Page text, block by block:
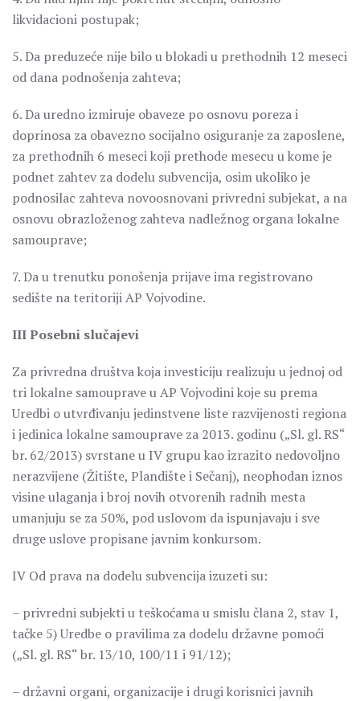
likvidacioni postupak;
5. Da preduzeće nije bilo u blokadi u prethodnih 12 meseci
od dana podnošenja zahteva;
6. Da uredno izmiruje obaveze po osnovu poreza i
doprinosa za obavezno socijalno osiguranje za zaposlene,
za prethodnih 6 meseci koji prethode mesecu u kome je
podnet zahtev za dodelu subvencija, osim ukoliko je
podnosilac zahteva novoosnovani privredni subjekat, a na
osnovu obrazloženog zahteva nadležnog organa lokalne
samouprave;
7. Da u trenutku ponošenja prijave ima registrovano
sedište na teritoriji AP Vojvodine.
III Posebni slučajevi
Za privredna društva koja investiciju realizuju u jednoj od
tri lokalne samouprave u AP Vojvodini koje su prema
Uredbi o utvrđivanju jedinstvene liste razvijenosti regiona
i jedinica lokalne samouprave za 2013. godinu („Sl. gl. RS“
br. 62/2013) svrstane u IV grupu kao izrazito nedovoljno
nerazvijene (Žitište, Plandište i Sečanj), neophodan iznos
visine ulaganja i broj novih otvorenih radnih mesta
umanjuju se za 50%, pod uslovom da ispunjavaju i sve
druge uslove propisane javnim konkursom.
IV Od prava na dodelu subvencija izuzeti su:
– privredni subjekti u teškoćama u smislu člana 2, stav 1,
tačke 5) Uredbe o pravilima za dodelu državne pomoći
(„Sl. gl. RS“ br. 13/10, 100/11 i 91/12);
– državni organi, organizacije i drugi korisnici javnih